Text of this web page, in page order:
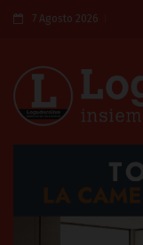
7 Agosto 2026